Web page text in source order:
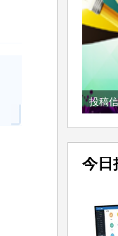
投稿
今日